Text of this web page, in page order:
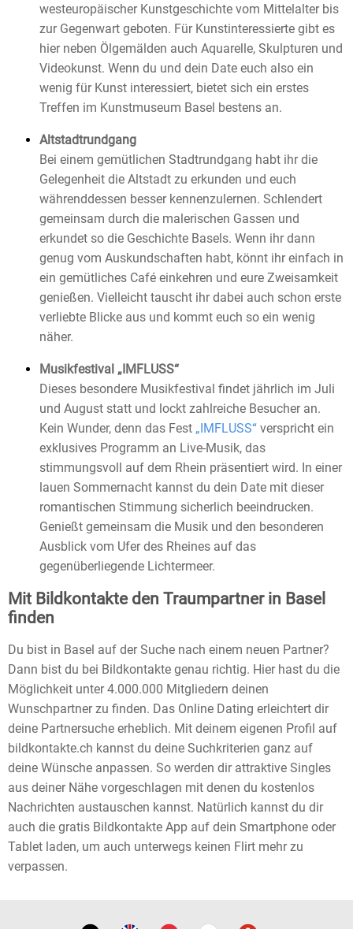
westeuropäischer Kunstgeschichte vom Mittelalter bis
zur Gegenwart geboten. Für Kunstinteressierte gibt es
hier neben Ölgemälden auch Aquarelle, Skulpturen und
Videokunst. Wenn du und dein Date euch also ein
wenig für Kunst interessiert, bietet sich ein erstes
Treffen im Kunstmuseum Basel bestens an.
Altstadtrundgang
Bei einem gemütlichen Stadtrundgang habt ihr die
Gelegenheit die Altstadt zu erkunden und euch
währenddessen besser kennenzulernen. Schlendert
gemeinsam durch die malerischen Gassen und
erkundet so die Geschichte Basels. Wenn ihr dann
genug vom Auskundschaften habt, könnt ihr einfach in
ein gemütliches Café einkehren und eure Zweisamkeit
genießen. Vielleicht tauscht ihr dabei auch schon erste
verliebte Blicke aus und kommt euch so ein wenig
näher.
Musikfestival „IMFLUSS“
Dieses besondere Musikfestival findet jährlich im Juli
und August statt und lockt zahlreiche Besucher an.
Kein Wunder, denn das Fest „IMFLUSS“ verspricht ein
exklusives Programm an Live-Musik, das
stimmungsvoll auf dem Rhein präsentiert wird. In einer
lauen Sommernacht kannst du dein Date mit dieser
romantischen Stimmung sicherlich beeindrucken.
Genießt gemeinsam die Musik und den besonderen
Ausblick vom Ufer des Rheines auf das
gegenüberliegende Lichtermeer.
Mit Bildkontakte den Traumpartner in Basel
finden
Du bist in Basel auf der Suche nach einem neuen Partner?
Dann bist du bei Bildkontakte genau richtig. Hier hast du die
Möglichkeit unter 4.000.000 Mitgliedern deinen
Wunschpartner zu finden. Das Online Dating erleichtert dir
deine Partnersuche erheblich. Mit deinem eigenen Profil auf
bildkontakte.ch kannst du deine Suchkriterien ganz auf
deine Wünsche anpassen. So werden dir attraktive Singles
aus deiner Nähe vorgeschlagen mit denen du kostenlos
Nachrichten austauschen kannst. Natürlich kannst du dir
auch die gratis Bildkontakte App auf dein Smartphone oder
Tablet laden, um auch unterwegs keinen Flirt mehr zu
verpassen.